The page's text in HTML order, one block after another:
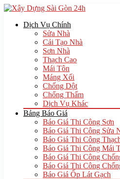
Dịch Vụ Chính
Sửa Nhà
Cải Tạo Nhà
Sơn Nhà
Thạch Cao
Mái Tôn
Máng Xối
Chống Dột
Chống Thấm
Dịch Vụ Khác
Bảng Báo Giá
Báo Giá Thi Công Sơn
Báo Giá Thi Công Sửa
Báo Giá Thi Công
Báo Giá Thi Công Mái
Báo Giá Thi Công
Báo Giá Thi Công
Báo Giá Ốp Lát Gạch